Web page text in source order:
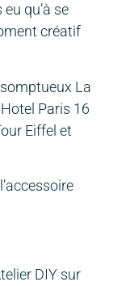
qu’à se
créatif
La
Paris 16
Eiffel et
DIY sur